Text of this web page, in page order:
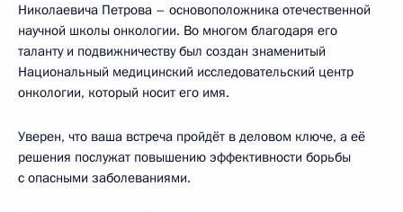
Николаевича Петрова – основоположника отечественной
научной школы онкологии. Во многом благодаря его
таланту и подвижничеству был создан знаменитый
Национальный медицинский исследовательский центр
онкологии, который носит его имя.
Уверен, что ваша встреча пройдёт в деловом ключе, а её
решения послужат повышению эффективности борьбы
с опасными заболеваниями.